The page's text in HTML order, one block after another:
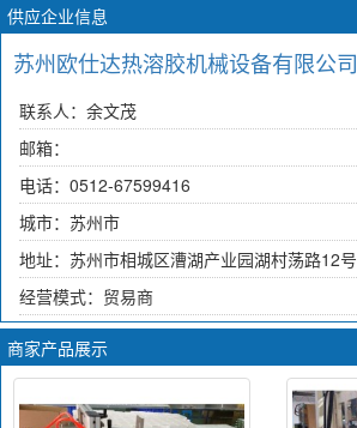
供应企业信息
苏州欧仕达热溶胶机械设备有限公司
联系人：余文茂
邮箱：
电话：0512-67599416
城市：苏州市
地址：苏州市相城区漕湖产业园湖村荡路12号
经营模式：贸易商
商家产品展示